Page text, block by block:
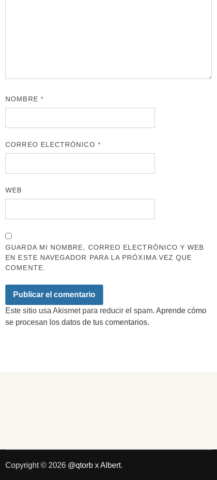
NOMBRE *
CORREO ELECTRÓNICO *
WEB
GUARDA MI NOMBRE, CORREO ELECTRÓNICO Y WEB
EN ESTE NAVEGADOR PARA LA PRÓXIMA VEZ QUE
COMENTE.
Este sitio usa Akismet para reducir el spam.Aprende cómo
se procesan los datos de tus comentarios.
Copyright © 2026 @qtorb x Albert.